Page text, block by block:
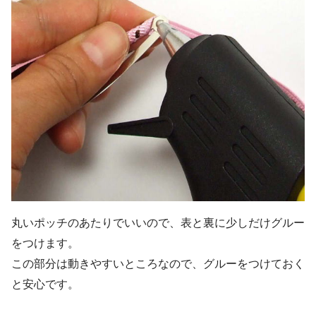
丸いポッチのあたりでいいので、表と裏に少しだけグルー
をつけます。
この部分は動きやすいところなので、グルーをつけておく
と安心です。